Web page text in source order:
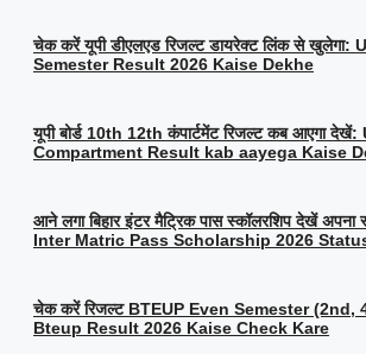
चेक करें यूपी डीएलएड रिजल्ट डायरेक्ट लिंक से
Semester Result 2026 Kaise Dekhe
यूपी बोर्ड 10th 12th कंपार्टमेंट रिजल्ट कब आएगा
Compartment Result kab aayega Kaise
आने लगा बिहार इंटर मैट्रिक पास स्कॉलरशिप देखें
Inter Matric Pass Scholarship 2026
चेक करें रिजल्ट BTEUP Even Semester
Bteup Result 2026 Kaise Check Kare